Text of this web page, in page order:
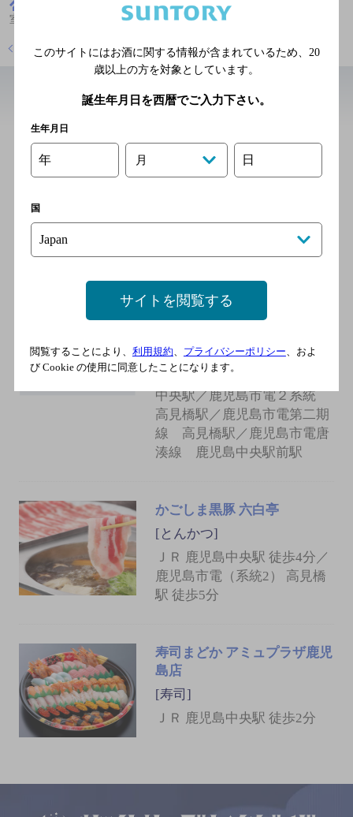
しゃぶしゃぶ
黒豚しゃぶしゃぶと溶岩焼き 個
室居酒屋 くろ屋 鹿児島中央駅店
店舗トップに戻る
近辺の和食
ハイパーチキン野郎
[海鮮料理]
統2） 鹿児島中央駅前駅 徒歩
5分
鳥貴族鹿児島中央駅店
ＪＲ鹿児島本線 鹿児島中央
駅／ＪＲ指宿枕崎線 鹿児島
中央駅／鹿児島市電２系統
高見橋駅／鹿児島市電第二期
線 高見橋駅／鹿児島市電唐
湊線 鹿児島中央駅前駅
かごしま黒豚 六白亭
[とんかつ]
ＪＲ 鹿児島中央駅 徒歩4分／
鹿児島市電（系統2） 高見橋
駅 徒歩5分
寿司まどか アミュプラザ鹿児
島店
[寿司]
ＪＲ 鹿児島中央駅 徒歩2分
このサイトにはお酒に関する情報が含まれているため、 20
歳以上の方を対象としています。
誕生年月日を西暦でご入力下さい。
生年月日
年 月 日
国
サイトを閲覧する
閲覧することにより、 利用規約 プライバシーポリシー 、およ
び Cookie の使用に同意したことになります。